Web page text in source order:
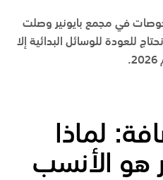
في مجمع بايونير وصلت
للعودة للوسائل البدائية إلا
لماذا
هو الأنسب